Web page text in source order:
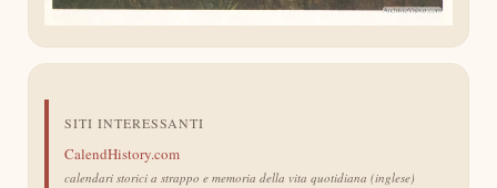
SITI INTERESSANTI
CalendHistory.com
calendari storici a strappo e memoria della vita quotidiana (inglese)